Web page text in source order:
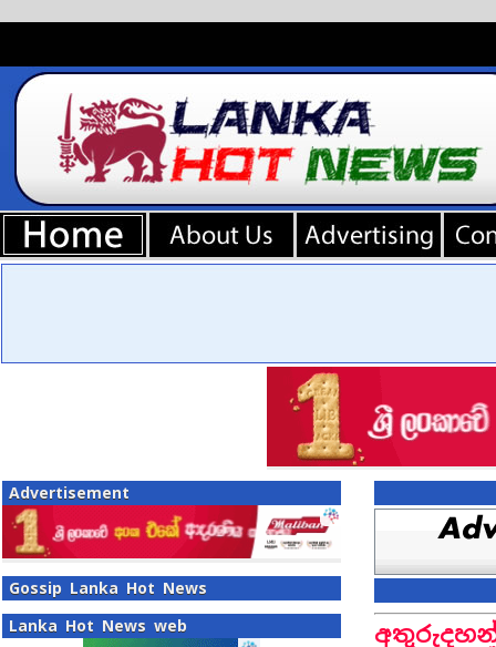
Advertisement
Gossip Lanka Hot News
Lanka Hot News web